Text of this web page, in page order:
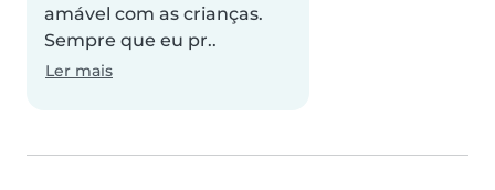
amável com as crianças.
Sempre que eu pr..
Ler mais